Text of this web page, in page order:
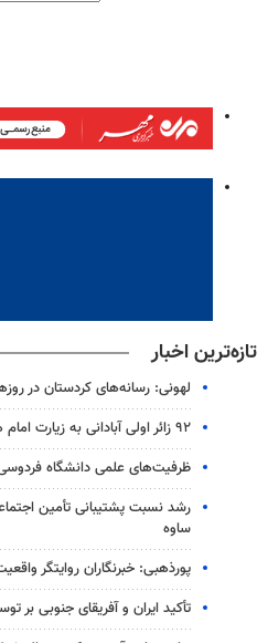
تازه‌ترین اخبار
لهونی: رسانه‌های کردستان در
۹۲ زائر اولی آبادانی به زیارت امام هشتم اعزام شدند
ظرفیت‌های علمی دانشگاه فردوسی
ساوه
پورذهبی: خبرنگاران روایتگر
تأکید ایران و آفریقای جنوبی